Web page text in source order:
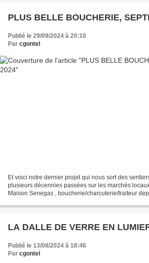
PLUS BELLE BOUCHERIE,
Publié le 29/09/2024 à 20:10
Par cgontel
Et voici notre dernier projet qui nous sort des
plusieurs décennies passées sur les marchés
Maison Senegas , boucherie/charcuterie/traiteur
LA DALLE DE VERRE EN
Publié le 13/08/2024 à 18:46
Par cgontel